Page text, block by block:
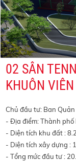
02 SÂN
KHUÔN
Chủ đầu tư: Ban
- Địa điểm: Thành phố
- Diện tích khu đất :
- Diện tích xây dựng :
- Tổng mức đầu tư :